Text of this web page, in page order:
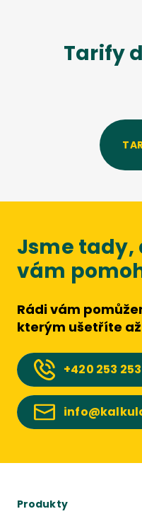
Tarify
Jsme tady,
vám
Rádi vám
kterým ušetříte
+420 253
Produkty